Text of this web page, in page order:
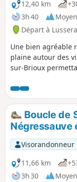
12,40 km
3h 40
Départ à
Une bien agréable
plaine autour des
sur-Brioux
chemins (plus de
peu fréquentées
cheminement
paysages tout au
Boucle de
Négressauve
Visorandonneur
11,66 km
3h 30